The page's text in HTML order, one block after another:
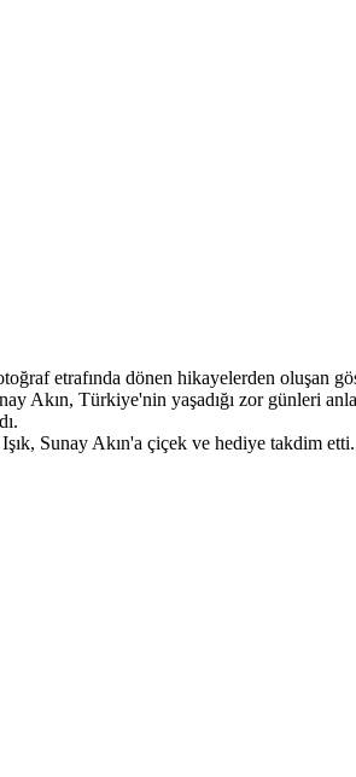
etrafında dönen hikayelerden oluşan
Akın, Türkiye'nin yaşadığı zor günleri
Sunay Akın'a çiçek ve hediye takdim